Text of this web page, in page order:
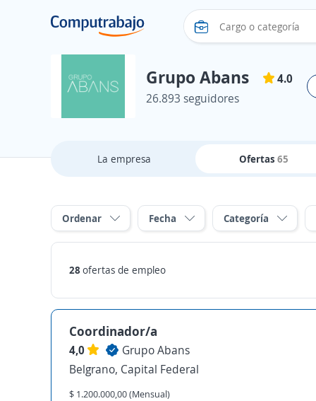
Grupo Abans
4.0
26.893 seguidores
La empresa Ofertas65
Ordenar Fecha Categoría
28 ofertas de empleo
Coordinador/a
4,0
Grupo Abans
Belgrano, Capital Federal
$ 1.200.000,00 (Mensual)